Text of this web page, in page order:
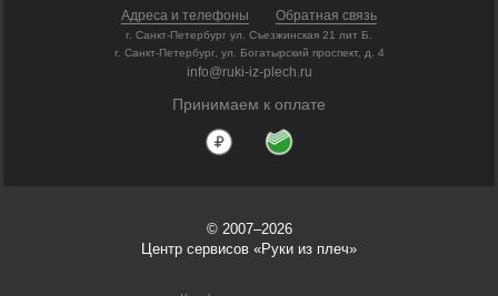
Адреса и телефоны Обратная связь
г. Санкт-Петербург ул. Съезжинская 21 лит Б.
г. Санкт-Петербург, ул. Богатырский проспект, д. 4
info@ruki-iz-plech.ru
Принимаем к оплате
© 2007–2026
Центр сервисов «Руки из плеч»